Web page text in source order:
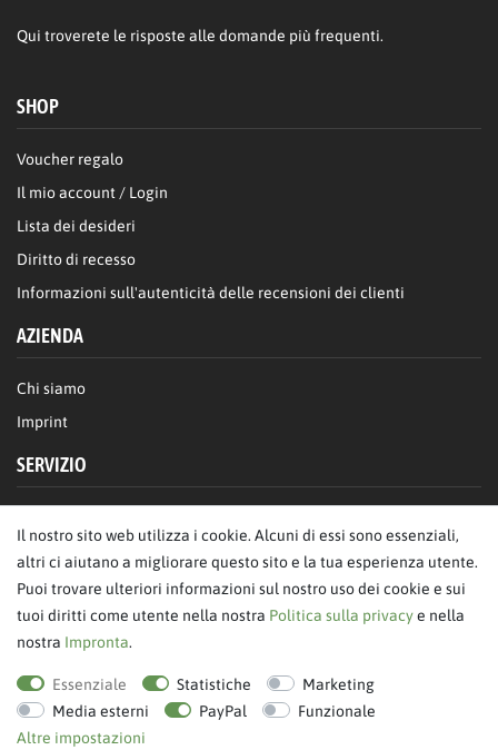
Qui troverete le risposte alle domande più frequenti.
SHOP
Voucher regalo
Il mio account / Login
Lista dei desideri
Diritto di recesso
Informazioni sull'autenticità delle recensioni dei clienti
AZIENDA
Chi siamo
Imprint
SERVIZIO
Privacy
Termini & Condizioni
revoca dell'ordine
Il nostro sito web utilizza i cookie. Alcuni di essi sono essenziali,
altri ci aiutano a migliorare questo sito e la tua esperienza utente.
Puoi trovare ulteriori informazioni sul nostro uso dei cookie e sui
tuoi diritti come utente nella nostra Politica sulla privacye nella
nostra Impronta.
Essenziale Statistiche
Marketing
Media esterni
PayPal
Funzionale
Altre impostazioni